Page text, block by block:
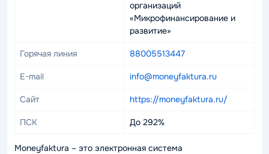
организаций
«Микрофинансирование и
развитие»
Горячая линия 88005513447
E-mail info@moneyfaktura.ru
Сайт https://moneyfaktura.ru/
ПСК До 292%
Moneyfaktura – это электронная система